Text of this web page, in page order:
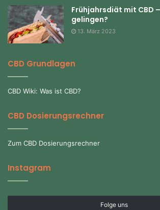
Frühjahrsdiät mit CBD
gelingen?
13. März 2023
CBD Grundlagen
CBD Wiki: Was ist CBD?
CBD Dosierungsrechner
Zum CBD Dosierungsrechner
Instagram
Folge uns